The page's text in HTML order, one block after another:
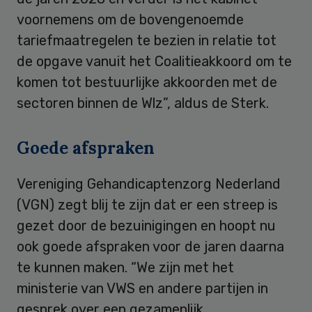
voornemens om de bovengenoemde
tariefmaatregelen te bezien in relatie tot
de opgave vanuit het Coalitieakkoord om te
komen tot bestuurlijke akkoorden met de
sectoren binnen de Wlz”, aldus de Sterk.
Goede afspraken
Vereniging Gehandicaptenzorg Nederland
(VGN) zegt blij te zijn dat er een streep is
gezet door de bezuinigingen en hoopt nu
ook goede afspraken voor de jaren daarna
te kunnen maken. “We zijn met het
ministerie van VWS en andere partijen in